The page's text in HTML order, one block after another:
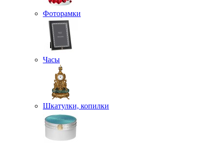
Фоторамки
Часы
Шкатулки, копилки